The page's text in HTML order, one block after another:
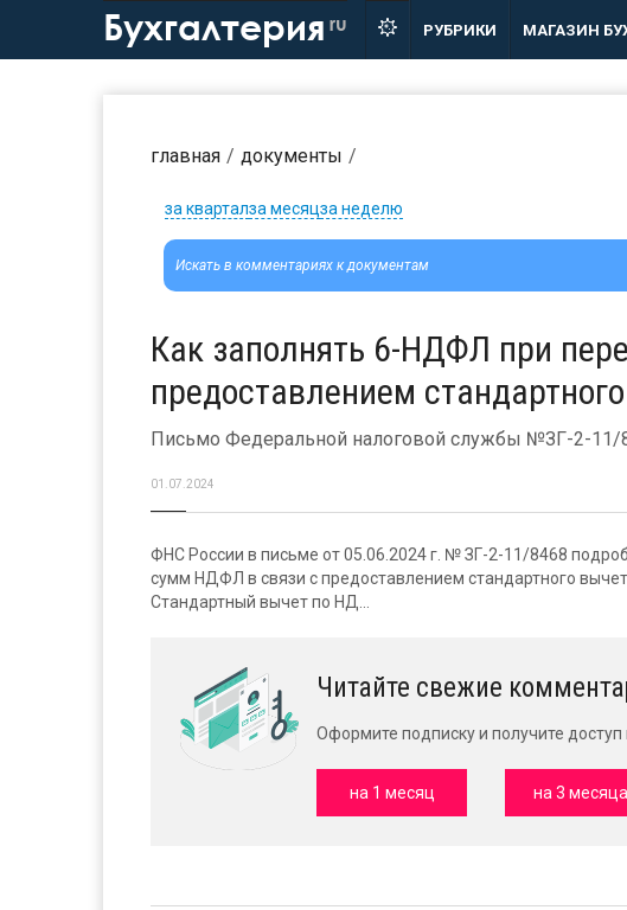
Бухгалтерия ru РУБРИКИ МАГАЗИН
главная документы
за кварталза месяцза неделю
Как заполнять 6-НДФЛ при
предоставлением
Письмо Федеральной налоговой службы №ЗГ-2-11/
01.07.2024
ФНС России в письме от 05.06.2024 г. № ЗГ-2-11/8468
сумм НДФЛ в связи с предоставлением стандартного
Стандартный вычет по НД...
Читайте свежие
Оформите подписку и получите доступ
на 1 месяц на 3 месяца